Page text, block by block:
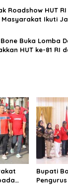
Roadshow HUT
Masyarakat Ikuti
Buka Lomba
HUT ke-81 RI
Bupati